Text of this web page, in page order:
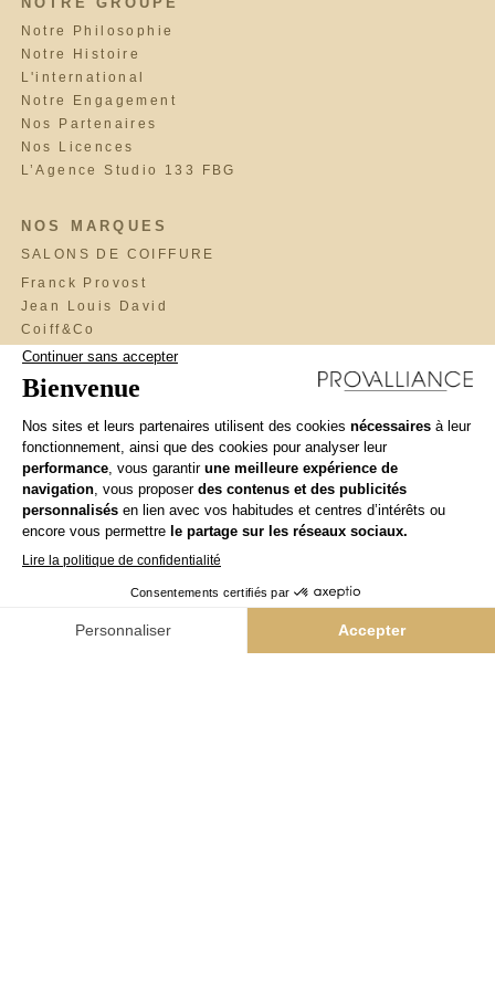
Notre Philosophie
Notre Histoire
L'international
Notre Engagement
Nos Partenaires
Nos Licences
L’Agence Studio 133 FBG
NOS MARQUES
SALONS DE COIFFURE
Franck Provost
Jean Louis David
Coiff&Co
Saint Algue
Fabio Salsa
Maniatis Paris
Cosmo
BrainWash
Llongueras
Interview
L'Atelier Intermède
Yes
Team Kappers
NAIL BAR & VERNIS